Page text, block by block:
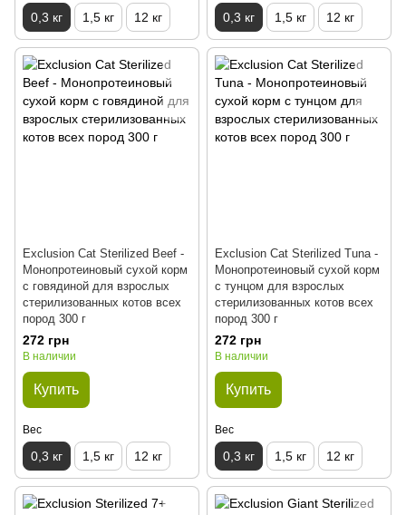
0,3 кг 1,5 кг 12 кг 0,3 кг 1,5 кг 12 кг
Exclusion Cat Sterilized Beef -
Монопротеиновый сухой корм
с говядиной для взрослых
стерилизованных котов всех
пород 300 г
272 грн
В наличии
Купить
Вес
0,3 кг 1,5 кг 12 кг
Exclusion Cat Sterilized Tuna -
Монопротеиновый сухой корм
с тунцом для взрослых
стерилизованных котов всех
пород 300 г
272 грн
В наличии
Купить
Вес
0,3 кг 1,5 кг 12 кг